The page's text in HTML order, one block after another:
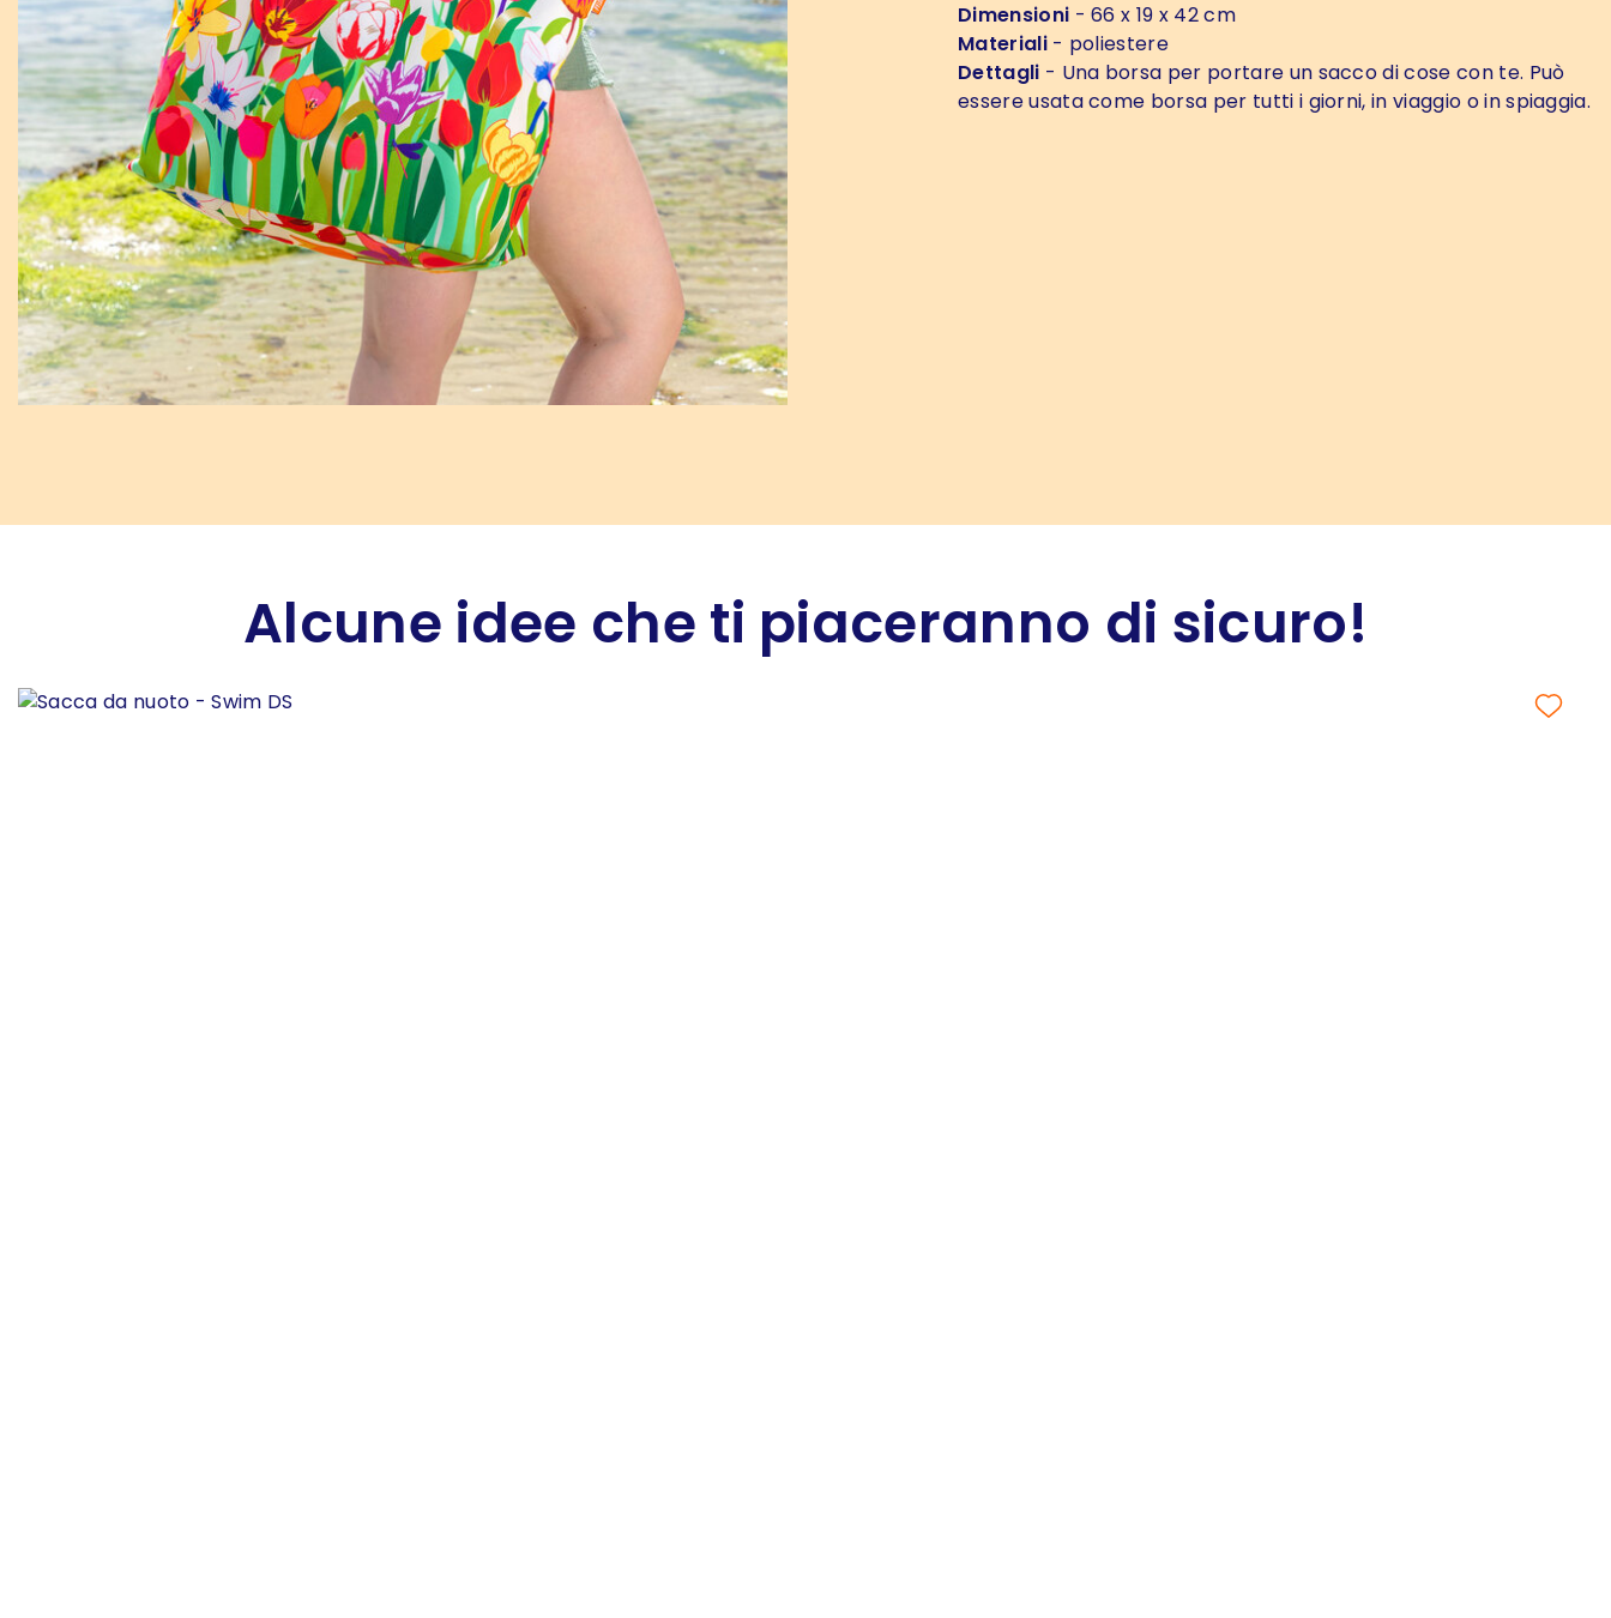
Dimensioni - 66 x 19 x 42 cm
Materiali- poliestere
Dettagli - Una borsa per portare un sacco di cose con te. Può
essere usata come borsa per tutti i giorni, in viaggio o in spiaggia.
Alcune idee che ti piaceranno di sicuro!